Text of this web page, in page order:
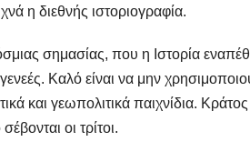
η διεθνής ιστοριογραφία.
σημασίας, που η Ιστορία
Καλό είναι να μην
και γεωπολιτικά παιχνίδια.
οι τρίτοι.